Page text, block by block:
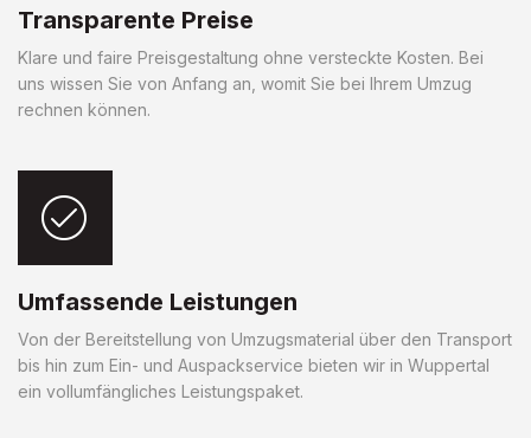
Transparente Preise
Klare und faire Preisgestaltung ohne versteckte Kosten. Bei
uns wissen Sie von Anfang an, womit Sie bei Ihrem Umzug
rechnen können.
Umfassende Leistungen
Von der Bereitstellung von Umzugsmaterial über den Transport
bis hin zum Ein- und Auspackservice bieten wir in Wuppertal
ein vollumfängliches Leistungspaket.